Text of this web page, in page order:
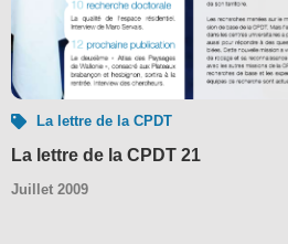
La lettre de la CPDT
La lettre de la CPDT 21
Juillet 2009